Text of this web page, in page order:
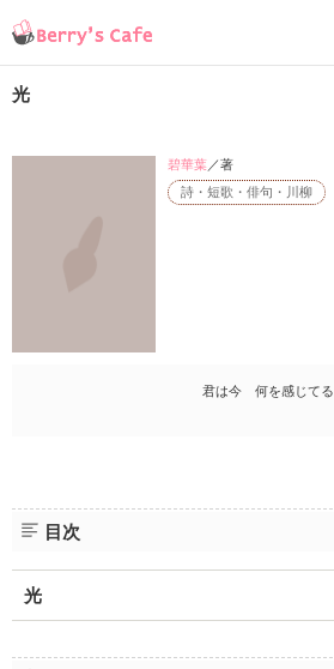
光
詩・短歌・俳句・川柳
碧華葉／著
君は今 何を感じてる
目次
光